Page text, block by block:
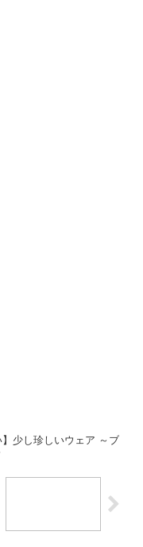
】少し珍しいウェア ～ブ